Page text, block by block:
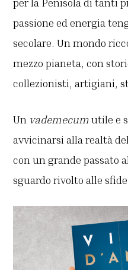
passione ed energia
secolare. Un mondo
mezzo pianeta, con
collezionisti, artigiani,
Un vademecumutile e
avvicinarsi alla realtà
con un grande passato
sguardo rivolto alle